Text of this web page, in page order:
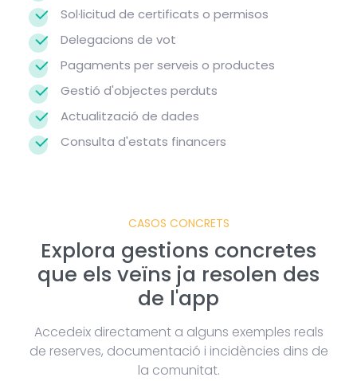
Sol·licitud de certificats o permisos
Delegacions de vot
Pagaments per serveis o productes
Gestió d'objectes perduts
Actualització de dades
Consulta d'estats financers
CASOS CONCRETS
Explora gestions concretes
que els veïns ja resolen des
de l'app
Accedeix directament a alguns exemples reals
de reserves, documentació i incidències dins de
la comunitat.